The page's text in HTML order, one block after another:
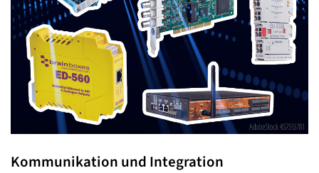
Kommunikation und Integration